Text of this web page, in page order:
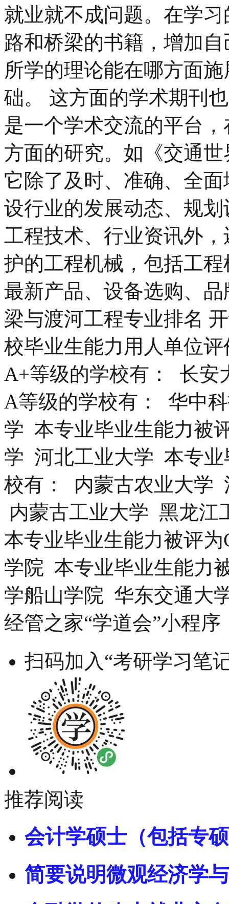
就业就不成问题。在学
路和桥梁的书籍，增加
所学的理论能在哪方面
础。 这方面的学术期刊
是一个学术交流的平台
方面的研究。如《交通
它除了及时、准确、全
设行业的发展动态、规
工程技术、行业资讯外
护的工程机械，包括工
最新产品、设备选购、
梁与渡河工程专业排名
校毕业生能力用人单位
A+等级的学校有： 长安
A等级的学校有： 华中
学 本专业毕业生能力被
学 河北工业大学 本专业
校有： 内蒙古农业大学
内蒙古工业大学 黑龙
本专业毕业生能力被评
学院 本专业毕业生能力
学船山学院 华东交通大
经管之家“学道会”小程序
扫码加入“考研学习笔
推荐阅读
会计学硕士（包括专
简要说明微观经济学